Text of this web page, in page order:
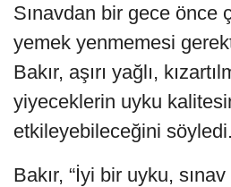
Sınavdan bir gece önce
yemek yenmemesi
Bakır, aşırı yağlı,
yiyeceklerin uyku
etkileyebileceğini söyledi.
Bakır, “İyi bir uyku,